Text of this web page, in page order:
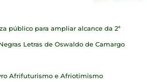
público para ampliar alcance da 2ª
Letras de Oswaldo de Camargo
Afrifuturismo e Afriotimismo